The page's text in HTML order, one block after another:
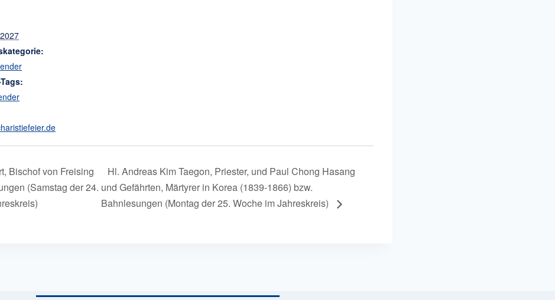
Bischof von Freising
(Samstag der 24.
Hl. Andreas Kim Taegon, Priester, und Paul Chong Hasang
und Gefährten, Märtyrer in Korea (1839-1866) bzw.
Bahnlesungen (Montag der 25. Woche im Jahreskreis)